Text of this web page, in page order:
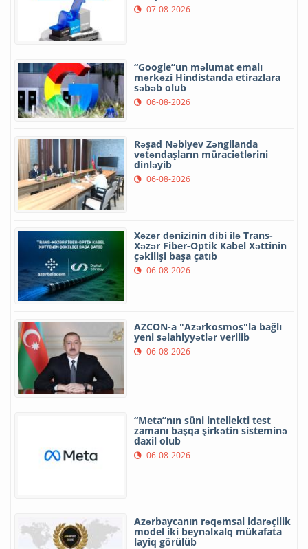
07-08-2026
“Google”un məlumat emalı
mərkəzi Hindistanda etirazlara
səbəb olub
06-08-2026
Rəşad Nəbiyev Zəngilanda
vətəndaşların müraciətlərini
dinləyib
06-08-2026
Xəzər dənizinin dibi ilə Trans-
Xəzər Fiber-Optik Kabel Xəttinin
çəkilişi başa çatıb
06-08-2026
AZCON-a "Azərkosmos"la bağlı
yeni səlahiyyətlər verilib
06-08-2026
“Meta”nın süni intellekti test
zamanı başqa şirkətin sisteminə
daxil olub
06-08-2026
Azərbaycanın rəqəmsal idarəçilik
model iki beynəlxalq mükafata
layiq görülüb